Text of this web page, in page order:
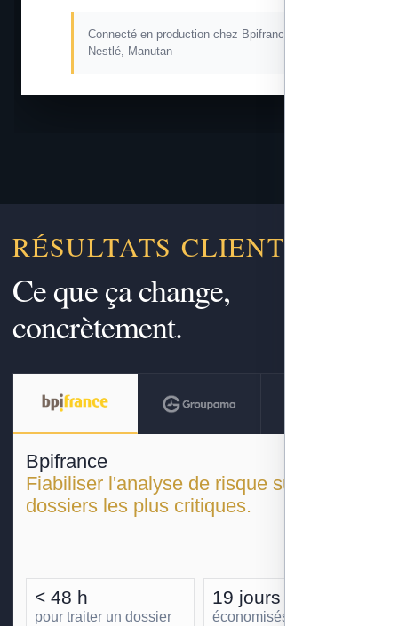
Connecté en production chez Bpifrance, L'Oréal,
Nestlé, Manutan
RÉSULTATS CLIENTS
Ce que ça change,
concrètement.
Bpifrance
Fiabiliser l'analyse de risque sur les
dossiers les plus critiques.
< 48 h
pour traiter un dossier
19 jours
économisés par